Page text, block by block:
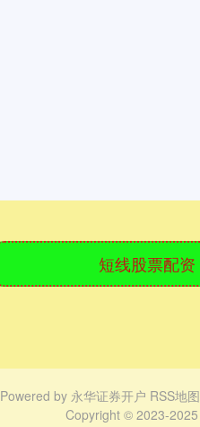
短线股票配资
Powered by 永华证券开户 RSS地图
Copyright © 2023-2025